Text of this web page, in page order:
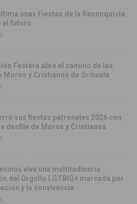
unas Fiestas de la Reconquista
al futuro
Festera abre el camino de las
Moros y Cristianos de Orihuela
sus fiestas patronales 2026 con
desfile de Moros y Cristianos
vive una multitudinaria
del Orgullo LGTBIQ+ marcada por
y la convivencia